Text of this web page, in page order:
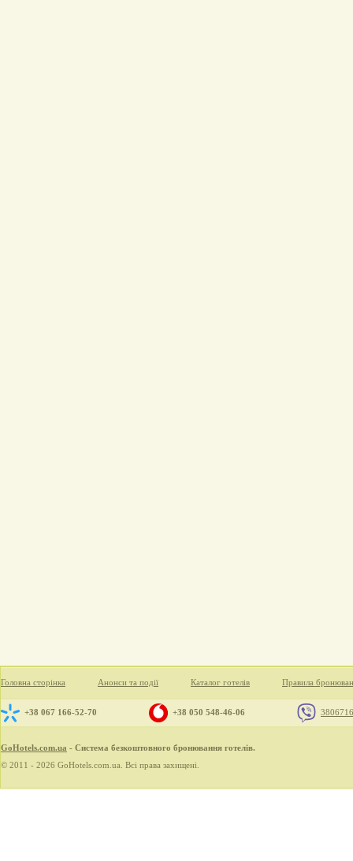
Головна сторінка Анонси та події Каталог готелів Правила
+38 067 166-52-70 +38 050 548-46-06
GoHotels.com.ua - Система безкоштовного бронювання готелів.
© 2011 - 2026 GoHotels.com.ua. Всі права захищені.